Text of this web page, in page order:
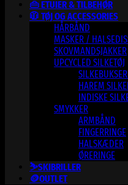
👜 ETUIER & TILBEHØR
🧥 TØJ OG ACCESSORIES
HÅRBÅND
MASKER /
SKOVMANDSJAKKER
UPCYCLED SILKETØJ
HAREM
INDISKE
SMYKKER
ARMBÅND
FINGERRINGE
HALSKÆDER
ØRERINGE
⛷️SKIBRILLER
🪙OUTLET